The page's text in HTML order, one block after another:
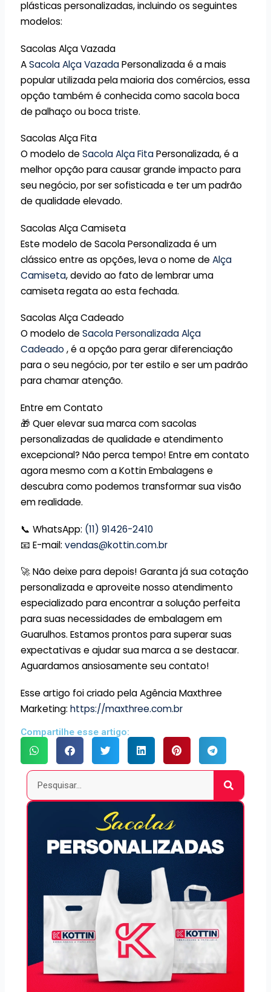
plásticas personalizadas, incluindo os seguintes
modelos:
Sacolas Alça Vazada
ASacola Alça VazadaPersonalizada é a mais
popular utilizada pela maioria dos comércios, essa
opção também é conhecida como sacola boca
de palhaço ou boca triste.
Sacolas Alça Fita
O modelo deSacola Alça FitaPersonalizada, é a
melhor opção para causar grande impacto para
seu negócio, por ser sofisticada e ter um padrão
de qualidade elevado.
Sacolas Alça Camiseta
Este modelo de Sacola Personalizada é um
clássico entre as opções, leva o nome deAlça
Camiseta, devido ao fato de lembrar uma
camiseta regata ao esta fechada.
Sacolas Alça Cadeado
O modelo deSacola Personalizada Alça
Cadeado, é a opção para gerar diferenciação
para o seu negócio, por ter estilo e ser um padrão
para chamar atenção.
Entre em Contato
🎁 Quer elevar sua marca com sacolas
personalizadas de qualidade e atendimento
excepcional? Não perca tempo! Entre em contato
agora mesmo com a Kottin Embalagens e
descubra como podemos transformar sua visão
em realidade.
📞 WhatsApp: (11) 91426-2410
📧 E-mail: vendas@kottin.com.br
🚀 Não deixe para depois! Garanta já sua cotação
personalizada e aproveite nosso atendimento
especializado para encontrar a solução perfeita
para suas necessidades de embalagem em
Guarulhos. Estamos prontos para superar suas
expectativas e ajudar sua marca a se destacar.
Aguardamos ansiosamente seu contato!
Esse artigo foi criado pela Agência Maxthree
Marketing: https://maxthree.com.br
Compartilhe esse artigo:
Pesquisar